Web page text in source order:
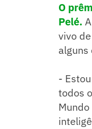
O
Pelé.
vivo
alguns
-
todos